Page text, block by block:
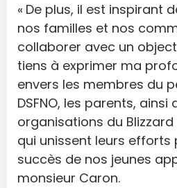
« De plus, il est inspirant
nos familles et nos
collaborer avec un
tiens à exprimer ma
envers les membres du
DSFNO, les parents, ainsi
organisations du
qui unissent leurs efforts
succès de nos jeunes
monsieur Caron.